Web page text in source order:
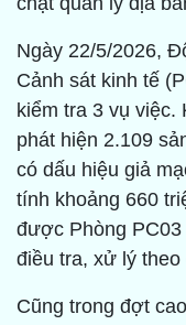
Ngày 22/5/2026,
Cảnh sát kinh tế
kiểm tra 3 vụ
phát hiện 2.109
có dấu hiệu giả
tính khoảng 660
được Phòng
điều tra, xử lý theo
Cũng trong đợt